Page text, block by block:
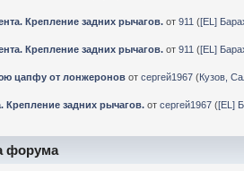
Крепление задних рычагов. от911 ([EL]
Крепление задних рычагов. от911 ([EL]
цапфу от лонжеронов отсергей1967 (Кузов,
Крепление задних рычагов. отсергей1967 ([EL]
форума